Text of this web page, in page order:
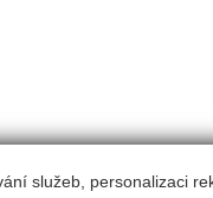
služeb, personalizaci